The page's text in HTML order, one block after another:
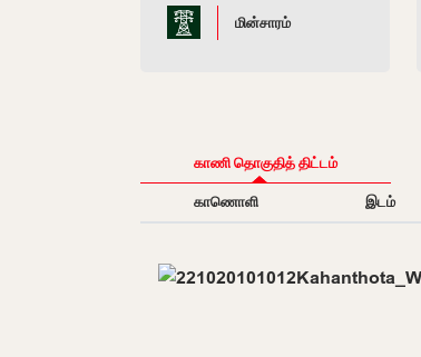
மின்சாரம்
காணி தொகுதித் திட்டம்
காணொளி
இடம்